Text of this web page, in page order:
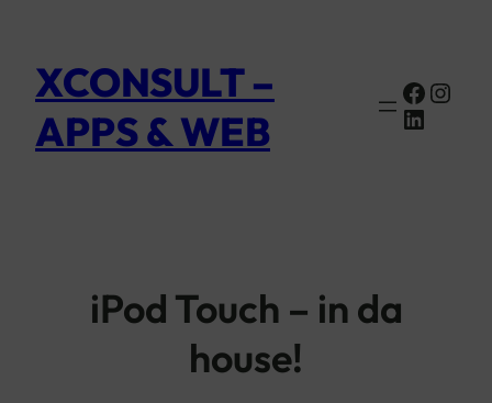
XCONSULT –
APPS & WEB
iPod Touch – in da
house!